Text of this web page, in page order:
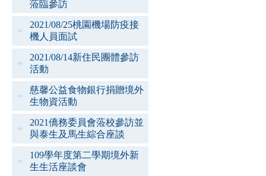
蒞臨參訪
2021/08/25桃園機場防疫接
機人員面試
2021/08/14新住民團體參訪
活動
慈馨公益食物銀行捐贈境外
生物資活動
2021僑務委員會蒞校參訪並
與泰生及馬生綜合座談
109學年度第二學期境外新
生生活座談會